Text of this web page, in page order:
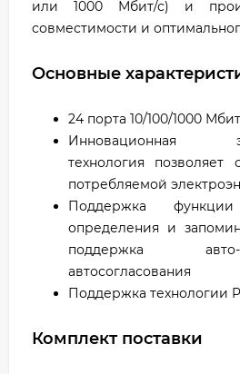
или 1000 Мбит/с) и
совместимости и
Основные
24 порта 10/100/1000
Инновационная
технология позволяет
потребляемой
Поддержка функции
определения и
поддержка
автосогласования
Поддержка технологии
Комплект поставки